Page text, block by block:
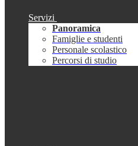
Servizi
Panoramica
Famiglie e studenti
Personale scolastico
Percorsi di studio